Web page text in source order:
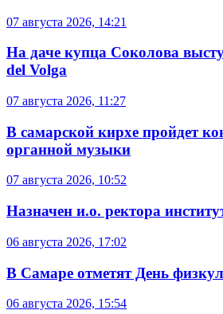
07 августа 2026, 14:21
На даче купца Соколова
del Volga
07 августа 2026, 11:27
В самарской кирхе пройдет
органной музыки
07 августа 2026, 10:52
Назначен и.о. ректора
06 августа 2026, 17:02
В Самаре отметят День
06 августа 2026, 15:54